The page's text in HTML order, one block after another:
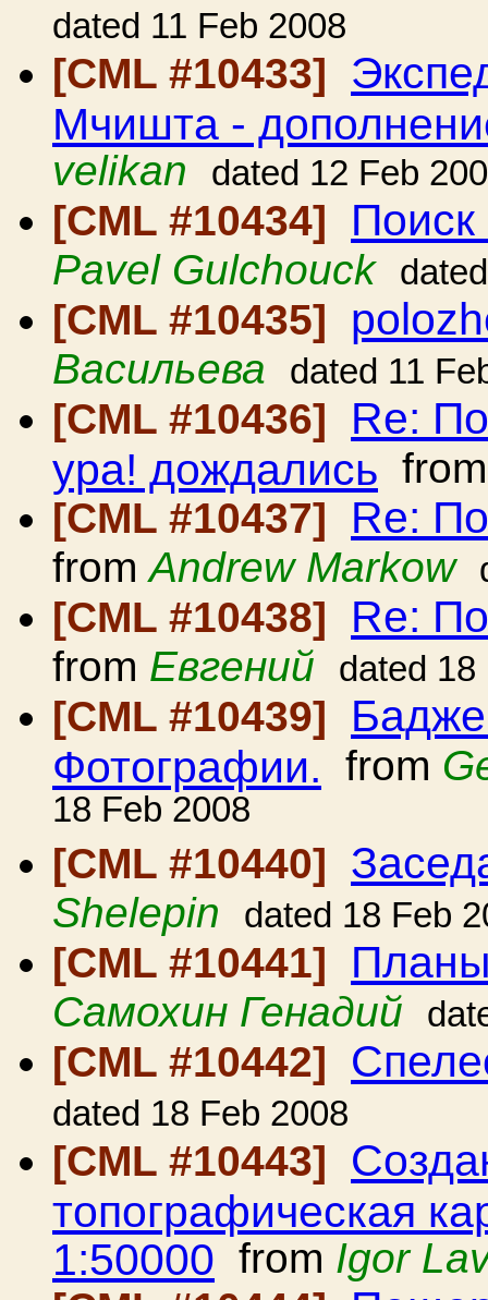
dated 11 Feb 2008
[CML #10433]
Мчишта -
velikan
dated 12 Feb
[CML #10434]
Pavel Gulchouck
[CML #10435]
Васильева dated 11
[CML #10436] Re:
ура! дождались
[CML #10437]
Re:
fromAndrew Markow
[CML #10438] Re:
from Евгений dated 18
[CML #10439]
Фотографии. from
18 Feb 2008
[CML #10440]
Shelepin dated 18 Feb
[CML #10441]
Самохин Генадий
[CML #10442]
dated 18 Feb 2008
[CML #10443]
топографическая
1:50000 from Igor